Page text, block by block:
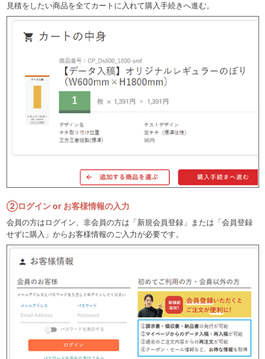
見積をしたい商品を全てカートに入れて購入手続きへ進む。
②ログイン or お客様情報の入力
会員の方はログイン、非会員の方は「新規会員登録」または「会員登録
せずに購入」からお客様情報のご入力が必要です。